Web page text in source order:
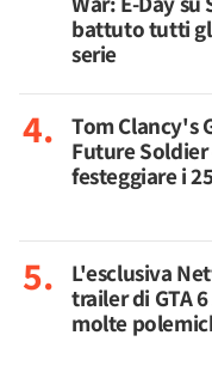
battuto tutti
serie
Tom Clancy's
Future
festeggiare i
L'esclusiva
trailer di GTA
molte